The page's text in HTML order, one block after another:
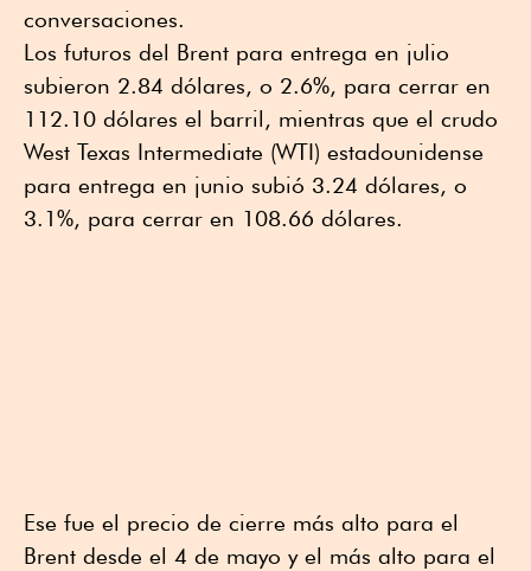
conversaciones.
Los futuros del Brent para entrega en julio
subieron 2.84 dólares, o 2.6%, para cerrar en
112.10 dólares el barril, mientras que el crudo
West Texas Intermediate (WTI) estadounidense
para entrega en junio subió 3.24 dólares, o
3.1%, para cerrar en 108.66 dólares.
Ese fue el precio de cierre más alto para el
Brent desde el 4 de mayo y el más alto para el